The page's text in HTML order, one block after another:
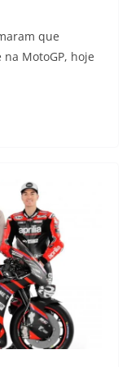
que
MotoGP, hoje